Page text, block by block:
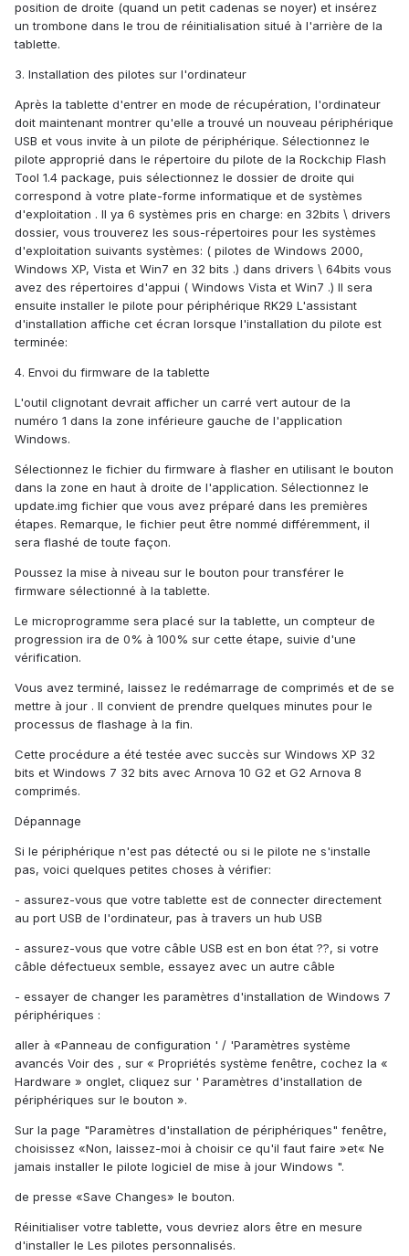
position de droite (quand un petit cadenas se noyer) et insérez
un trombone dans le trou de réinitialisation situé à l'arrière de la
tablette.
3. Installation des pilotes sur l'ordinateur
Après la tablette d'entrer en mode de récupération, l'ordinateur
doit maintenant montrer qu'elle a trouvé un nouveau périphérique
USB et vous invite à un pilote de périphérique. Sélectionnez le
pilote approprié dans le répertoire du pilote de la Rockchip Flash
Tool 1.4 package, puis sélectionnez le dossier de droite qui
correspond à votre plate-forme informatique et de systèmes
d'exploitation . Il ya 6 systèmes pris en charge: en 32bits \ drivers
dossier, vous trouverez les sous-répertoires pour les systèmes
d'exploitation suivants systèmes: ( pilotes de Windows 2000,
Windows XP, Vista et Win7 en 32 bits .) dans drivers \ 64bits vous
avez des répertoires d'appui ( Windows Vista et Win7 .) Il sera
ensuite installer le pilote pour périphérique RK29 L'assistant
d'installation affiche cet écran lorsque l'installation du pilote est
terminée:
4. Envoi du firmware de la tablette
L'outil clignotant devrait afficher un carré vert autour de la
numéro 1 dans la zone inférieure gauche de l'application
Windows.
Sélectionnez le fichier du firmware à flasher en utilisant le bouton
dans la zone en haut à droite de l'application. Sélectionnez le
update.img fichier que vous avez préparé dans les premières
étapes. Remarque, le fichier peut être nommé différemment, il
sera flashé de toute façon.
Poussez la mise à niveau sur le bouton pour transférer le
firmware sélectionné à la tablette.
Le microprogramme sera placé sur la tablette, un compteur de
progression ira de 0% à 100% sur cette étape, suivie d'une
vérification.
Vous avez terminé, laissez le redémarrage de comprimés et de se
mettre à jour . Il convient de prendre quelques minutes pour le
processus de flashage à la fin.
Cette procédure a été testée avec succès sur Windows XP 32
bits et Windows 7 32 bits avec Arnova 10 G2 et G2 Arnova 8
comprimés.
Dépannage
Si le périphérique n'est pas détecté ou si le pilote ne s'installe
pas, voici quelques petites choses à vérifier:
- assurez-vous que votre tablette est de connecter directement
au port USB de l'ordinateur, pas à travers un hub USB
- assurez-vous que votre câble USB est en bon état ??, si votre
câble défectueux semble, essayez avec un autre câble
- essayer de changer les paramètres d'installation de Windows 7
périphériques :
aller à «Panneau de configuration ' / 'Paramètres système
avancés Voir des , sur « Propriétés système fenêtre, cochez la «
Hardware » onglet, cliquez sur ' Paramètres d'installation de
périphériques sur le bouton ».
Sur la page "Paramètres d'installation de périphériques" fenêtre,
choisissez «Non, laissez-moi à choisir ce qu'il faut faire »et« Ne
jamais installer le pilote logiciel de mise à jour Windows ".
de presse «Save Changes» le bouton.
Réinitialiser votre tablette, vous devriez alors être en mesure
d'installer le Les pilotes personnalisés.